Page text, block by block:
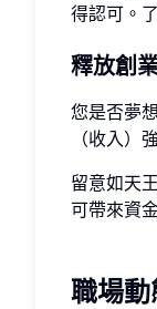
得認可。
釋放創
您是否夢
（收入）
留意如天
可帶來資
職場